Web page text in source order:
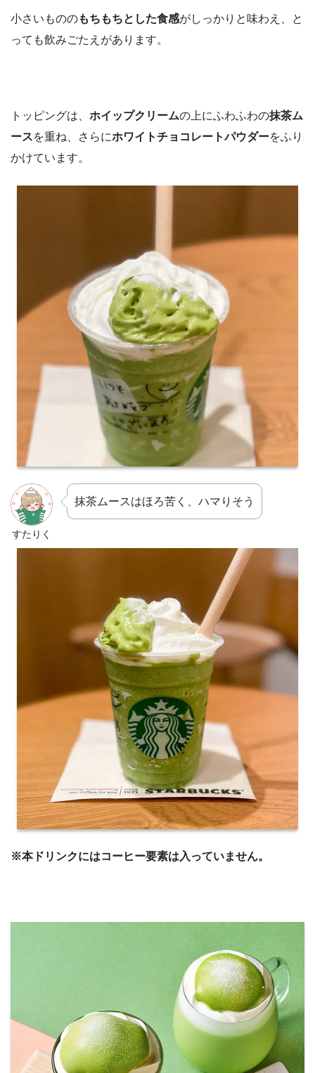
小さいもののもちもちとした食感がしっかりと味わえ、と
っても飲みごたえがあります。
トッピングは、 ホイップクリームの上にふわふわの抹茶ム
ースを重ね、さらにホワイトチョコレートパウダーをふり
かけています。
すたりく
抹茶ムースはほろ苦く、ハマりそう
※本ドリンクにはコーヒー要素は入っていません。